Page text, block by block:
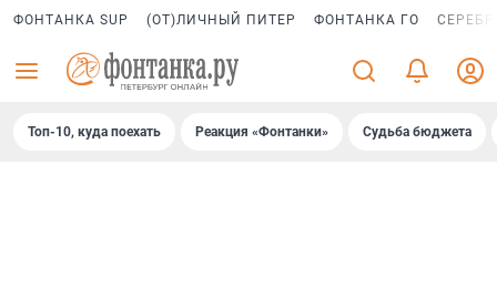
ФОНТАНКА SUP (ОТ)ЛИЧНЫЙ ПИТЕР ФОНТАНКА ГО
Топ-10, куда поехать Реакция «Фонтанки» Судьба бюджета